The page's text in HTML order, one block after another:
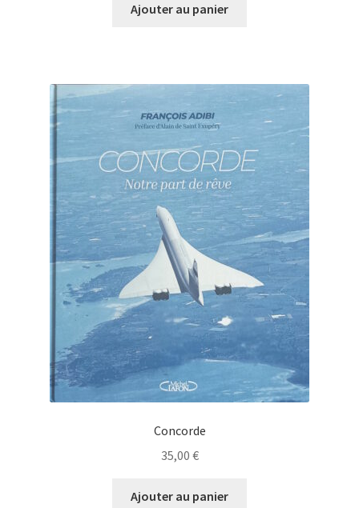
Ajouter au panier
Concorde
35,00 €
Ajouter au panier